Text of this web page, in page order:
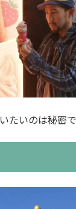
たいのは秘密で